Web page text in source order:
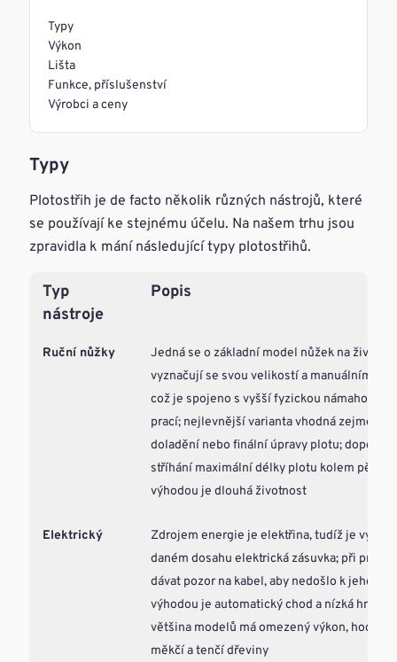
Typy
Výkon
Lišta
Funkce, příslušenství
Výrobci a ceny
Typy
Plotostřih je de facto několik různých nástrojů, které
se používají ke stejnému účelu. Na našem trhu jsou
zpravidla k mání následující typy plotostřihů.
Typ
nástroje
Popis
Ruční nůžky
Jedná se o základní model nůžek na živý
vyznačují se svou velikostí a manuálním
což je spojeno s vyšší fyzickou námahou a
prací; nejlevnější varianta vhodná zejména
doladění nebo finální úpravy plotu;
stříhání maximální délky plotu kolem pěti
výhodou je dlouhá životnost
Elektrický
Zdrojem energie je elektřina, tudíž je
daném dosahu elektrická zásuvka; při práci
dávat pozor na kabel, aby nedošlo k jeho
výhodou je automatický chod a nízká
většina modelů má omezený výkon, hodí se
měkčí a tenčí dřeviny